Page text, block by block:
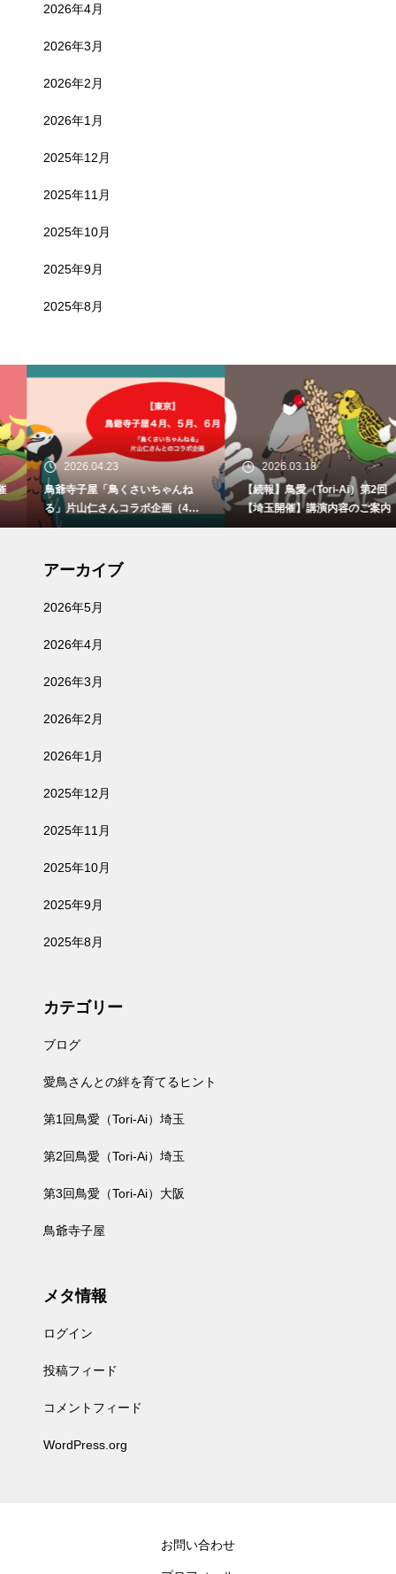
2026年4月
2026年3月
2026年2月
2026年1月
2025年12月
2025年11月
2025年10月
2025年9月
2025年8月
2026.04.23
鳥爺寺子屋「鳥くさいちゃんね
る」片山仁さんコラボ企画（4月2
9日、5月30日、6月21日）開催
2026.03.18
【続報】鳥愛（Tori-Ai）第2回
【埼玉開催】講演内容のご案内
アーカイブ
2026年5月
2026年4月
2026年3月
2026年2月
2026年1月
2025年12月
2025年11月
2025年10月
2025年9月
2025年8月
カテゴリー
ブログ
愛鳥さんとの絆を育てるヒント
第1回鳥愛（Tori-Ai）埼玉
第2回鳥愛（Tori-Ai）埼玉
第3回鳥愛（Tori-Ai）大阪
鳥爺寺子屋
メタ情報
ログイン
投稿フィード
コメントフィード
WordPress.org
お問い合わせ